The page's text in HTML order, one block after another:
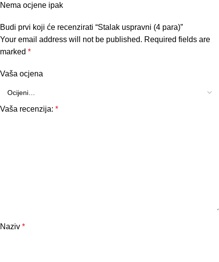
Nema ocjene ipak
Budi prvi koji će recenzirati “Stalak uspravni (4 para)”
Your email address will not be published. Required fields are
marked *
Vaša ocjena
Vaša recenzija: *
Naziv *